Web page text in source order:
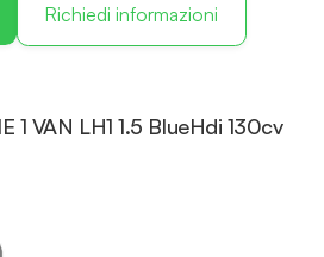
Richiedi informazioni
1 VAN LH1 1.5 BlueHdi 130cv